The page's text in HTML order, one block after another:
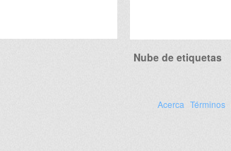
Nube de etiquetas
Acerca Términos